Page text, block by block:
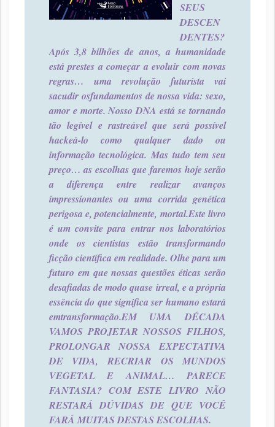
SEUS
DESCEN
DENTES?
Após 3,8 bilhões de anos, a humanidade
está prestes a começar a evoluir com novas
regras… uma revolução futurista vai
sacudir osfundamentos de nossa vida: sexo,
amor e morte. Nosso DNA está se tornando
tão legível e rastreável que será possível
hackeá-lo como qualquer dado ou
informação tecnológica. Mas tudo tem seu
preço… as escolhas que faremos hoje serão
a diferença entre realizar avanços
impressionantes ou uma corrida genética
perigosa e, potencialmente, mortal.Este livro
é um convite para entrar nos laboratórios
onde os cientistas estão transformando
ficção científica em realidade. Olhe para um
futuro em que nossas questões éticas serão
desafiadas de modo quase irreal, e a própria
essência do que significa ser humano estará
emtransformação.EM UMA DÉCADA
VAMOS PROJETAR NOSSOS FILHOS,
PROLONGAR NOSSA EXPECTATIVA
DE VIDA, RECRIAR OS MUNDOS
VEGETAL E ANIMAL… PARECE
FANTASIA? COM ESTE LIVRO NÃO
RESTARÁ DÚVIDAS DE QUE VOCÊ
FARÁ MUITAS DESTAS ESCOLHAS.